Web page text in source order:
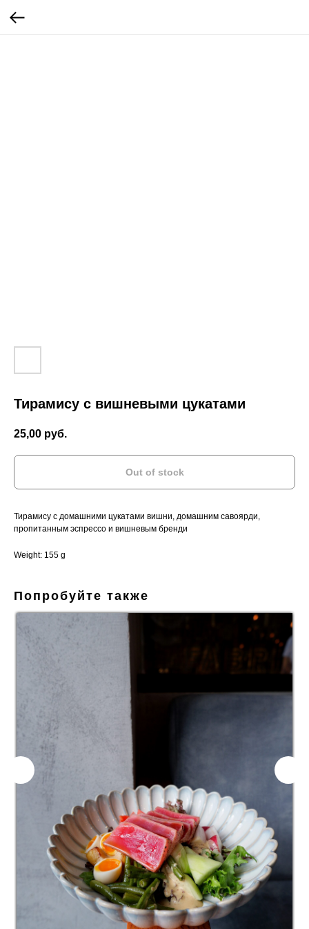
Тирамису с вишневыми цукатами
25,00 руб.
Out of stock
Тирамису с домашними цукатами вишни, домашним савоярди,
пропитанным эспрессо и вишневым бренди
Weight: 155 g
Попробуйте также